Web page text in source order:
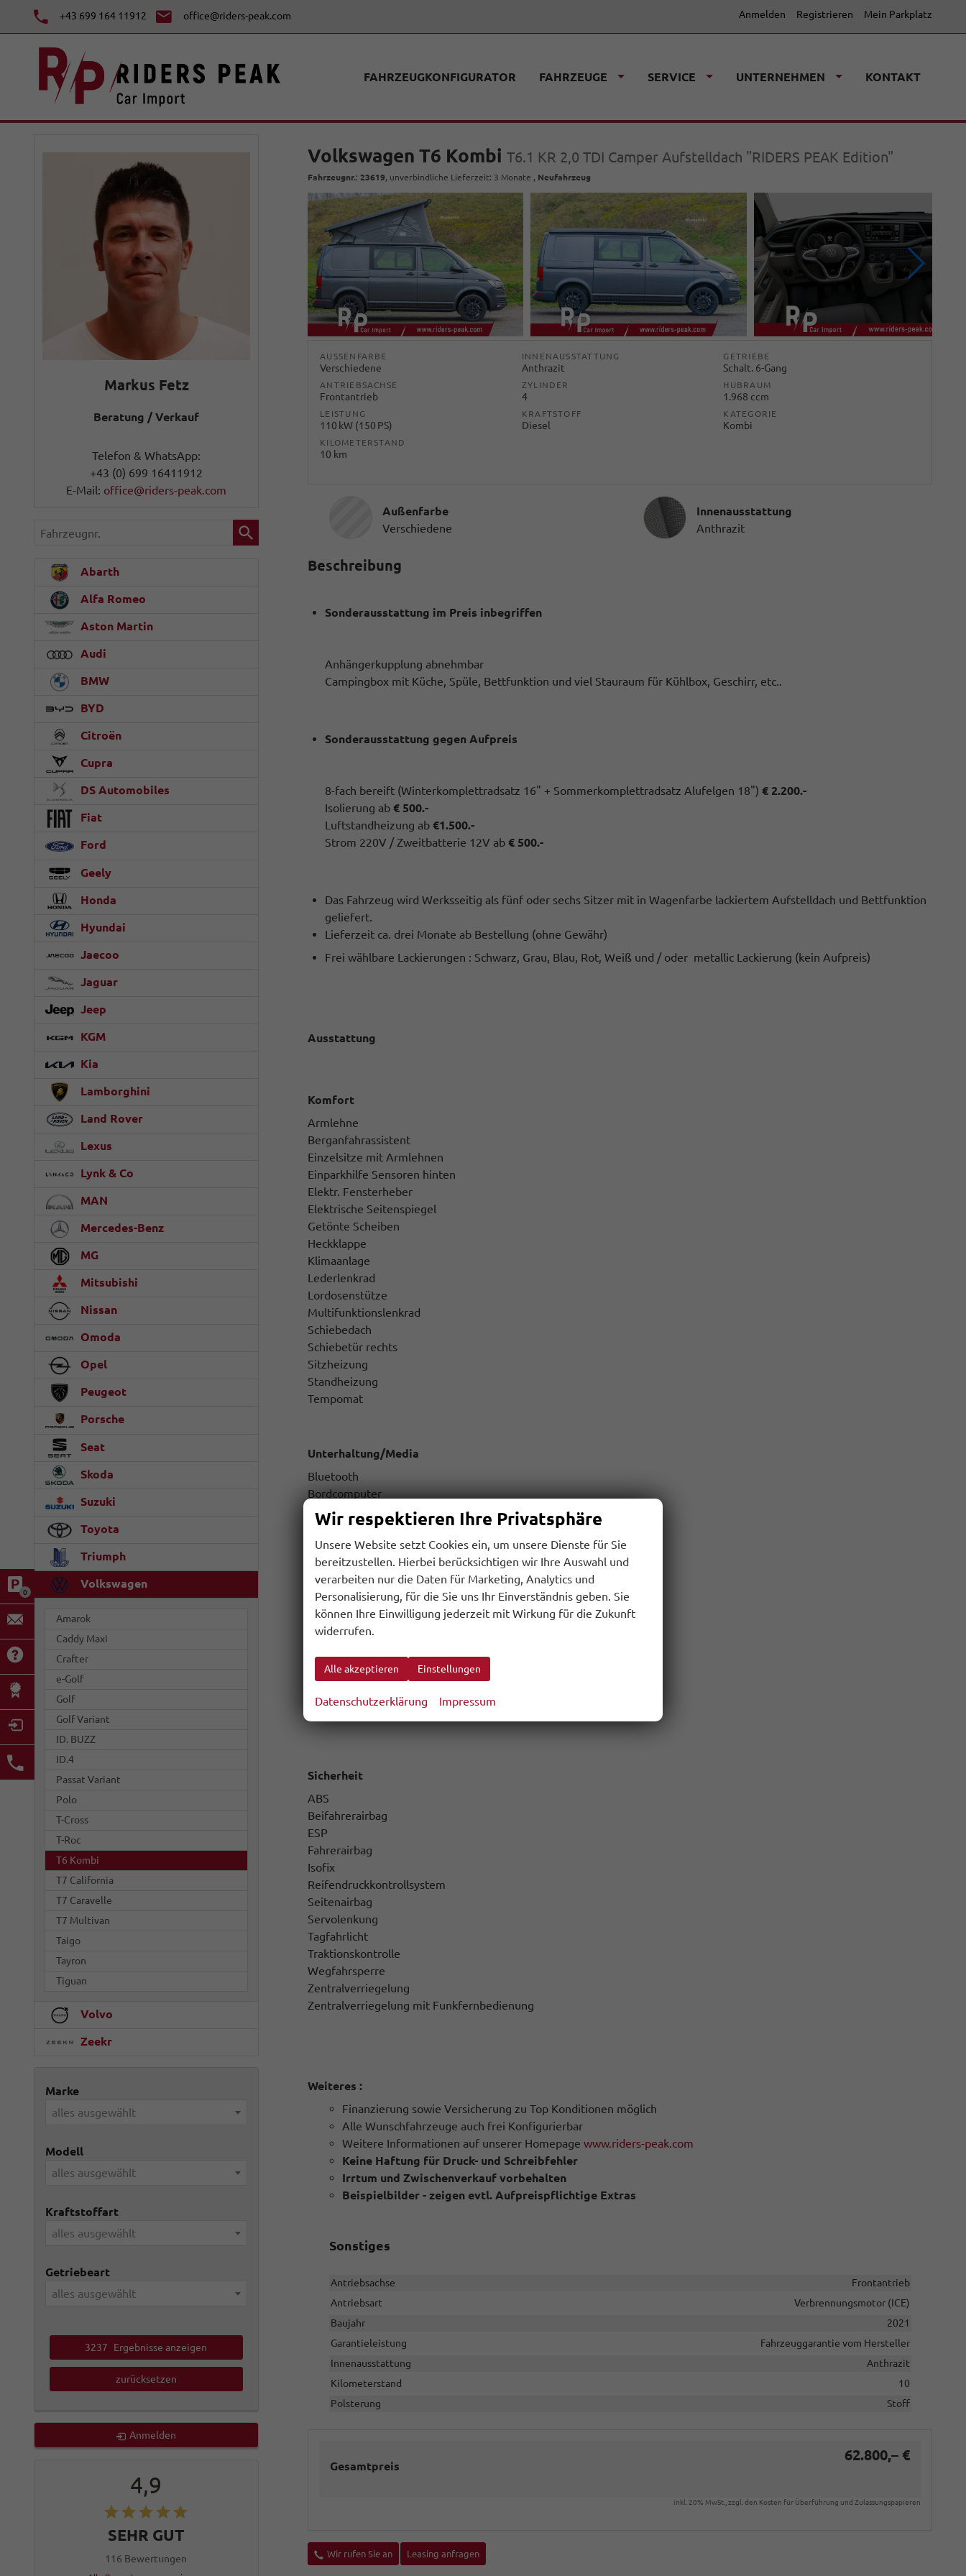
+43 699 164 11912 office@riders-peak.com Anmelden Registrieren Mein Parkplatz
0
FAHRZEUGKONFIGURATOR FAHRZEUGE SERVICE UNTERNEHMEN KONTAKT
Volkswagen T6 KombiT6.1 KR 2,0 TDI Camper Aufstelldach "RIDERS PEAK Edition"
Fahrzeugnr.:23619, unverbindliche Lieferzeit: 3 Monate , Neufahrzeug
AUSSENFARBE
Verschiedene
INNENAUSSTATTUNG
Anthrazit
GETRIEBE
Schalt. 6-Gang
ANTRIEBSACHSE
Frontantrieb
ZYLINDER
4
HUBRAUM
1.968 ccm
LEISTUNG
110 kW (150 PS)
KRAFTSTOFF
Diesel
KATEGORIE
Kombi
KILOMETERSTAND
10 km
Außenfarbe
Verschiedene
InnenausstattungInnenausstattung
Anthrazit
Beschreibung
Sonderausstattung im Preis inbegriffen
Anhängerkupplung abnehmbar
Campingbox mit Küche, Spüle, Bettfunktion und viel Stauraum für Kühlbox, Geschirr, etc..
Sonderausstattung gegen Aufpreis
8-fach bereift (Winterkomplettradsatz 16" + Sommerkomplettradsatz Alufelgen 18") € 2.200.-
Isolierung ab € 500.-
Luftstandheizung ab €1.500.-
Strom 220V / Zweitbatterie 12V ab € 500.-
Das Fahrzeug wird Werksseitig als fünf oder sechs Sitzer mit in Wagenfarbe lackiertem Aufstelldach und Bettfunktion
geliefert.
Lieferzeit ca. drei Monate ab Bestellung (ohne Gewähr)
Frei wählbare Lackierungen : Schwarz, Grau, Blau, Rot, Weiß und / oder metallic Lackierung (kein Aufpreis)
Ausstattung
Komfort
Armlehne
Berganfahrassistent
Einzelsitze mit Armlehnen
Einparkhilfe Sensoren hinten
Elektr. Fensterheber
Elektrische Seitenspiegel
Getönte Scheiben
Heckklappe
Klimaanlage
Lederlenkrad
Lordosenstütze
Multifunktionslenkrad
Schiebedach
Schiebetür rechts
Sitzheizung
Standheizung
Tempomat
Unterhaltung/Media
Bluetooth
Bordcomputer
Freisprecheinrichtung
MP3
Radio
USB
Extras
Reserverad
Touchscreen
Isolierender Gummiboden im gesamten Fahrzeug
Sicherheit
ABS
Beifahrerairbag
ESP
Fahrerairbag
Isofix
Reifendruckkontrollsystem
Seitenairbag
Servolenkung
Tagfahrlicht
Traktionskontrolle
Wegfahrsperre
Zentralverriegelung
Zentralverriegelung mit Funkfernbedienung
Weiteres :
Finanzierung sowie Versicherung zu Top Konditionen möglich
Alle Wunschfahrzeuge auch frei Konfigurierbar
Weitere Informationen auf unserer Homepagewww.riders-peak.com
Keine Haftung für Druck- und Schreibfehler
Irrtum und Zwischenverkauf vorbehalten
Beispielbilder - zeigen evtl. Aufpreispflichtige Extras
Sonstiges
Antriebsachse
Frontantrieb
Antriebsart
Verbrennungsmotor (ICE)
Baujahr
2021
Garantieleistung
Fahrzeuggarantie vom Hersteller
Innenausstattung
Anthrazit
Kilometerstand
10
Polsterung
Stoff
Gesamtpreis
62.800,– €
inkl. 20% MwSt., zzgl. den Kosten für Überführung und Zulassungspapieren
Wir rufen Sie an Leasing anfragen
Markus Fetz
Beratung / Verkauf
Telefon & WhatsApp:
+43 (0) 699 16411912
E-Mail: office@riders-peak.com
Fahrzeugnr.
Abarth
Alfa Romeo
Aston Martin
Audi
BMW
BYD
Citroën
Cupra
DS Automobiles
Fiat
Ford
Geely
Honda
Hyundai
Jaecoo
Jaguar
Jeep
KGM
Kia
Lamborghini
Land Rover
Lexus
Lynk & Co
MAN
Mercedes-Benz
MG
Mitsubishi
Nissan
Omoda
Opel
Peugeot
Porsche
Seat
Skoda
Suzuki
Toyota
Triumph
Volkswagen
Amarok
Caddy Maxi
Crafter
e-Golf
Golf
Golf Variant
ID. BUZZ
ID.4
Passat Variant
Polo
T-Cross
T-Roc
T6 Kombi
T7 California
T7 Caravelle
T7 Multivan
Taigo
Tayron
Tiguan
Volvo
Zeekr
Marke
alles ausgewählt
Modell
alles ausgewählt
Kraftstoffart
alles ausgewählt
Getriebeart
alles ausgewählt
3237 Ergebnisse anzeigen
zurücksetzen
Anmelden
4,9
SEHR GUT
116 Bewertungen
Wir respektieren Ihre Privatsphäre
Unsere Website setzt Cookies ein, um unsere Dienste für Sie
bereitzustellen. Hierbei berücksichtigen wir Ihre Auswahl und
verarbeiten nur die Daten für Marketing, Analytics und
Personalisierung, für die Sie uns Ihr Einverständnis geben. Sie
können Ihre Einwilligung jederzeit mit Wirkung für die Zukunft
widerrufen.
Alle akzeptieren Einstellungen
Datenschutzerklärung Impressum